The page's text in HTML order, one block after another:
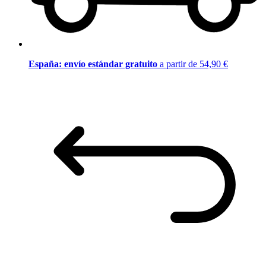
España: envío estándar gratuito a partir de 54,90 €